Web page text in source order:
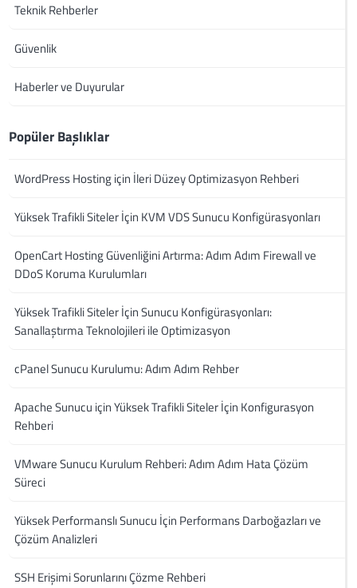
Teknik Rehberler
Güvenlik
Haberler ve Duyurular
Popüler Başlıklar
WordPress Hosting için İleri Düzey Optimizasyon Rehberi
Yüksek Trafikli Siteler İçin KVM VDS Sunucu Konfigürasyonları
OpenCart Hosting Güvenliğini Artırma: Adım Adım Firewall ve
DDoS Koruma Kurulumları
Yüksek Trafikli Siteler İçin Sunucu Konfigürasyonları:
Sanallaştırma Teknolojileri ile Optimizasyon
cPanel Sunucu Kurulumu: Adım Adım Rehber
Apache Sunucu için Yüksek Trafikli Siteler İçin Konfigurasyon
Rehberi
VMware Sunucu Kurulum Rehberi: Adım Adım Hata Çözüm
Süreci
Yüksek Performanslı Sunucu İçin Performans Darboğazları ve
Çözüm Analizleri
SSH Erişimi Sorunlarını Çözme Rehberi